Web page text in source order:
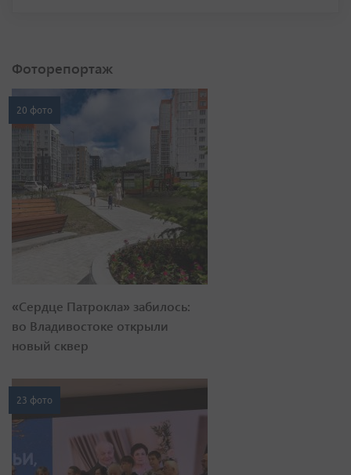
Фоторепортаж
20 фото
«Сердце Патрокла» забилось:
во Владивостоке открыли
новый сквер
23 фото